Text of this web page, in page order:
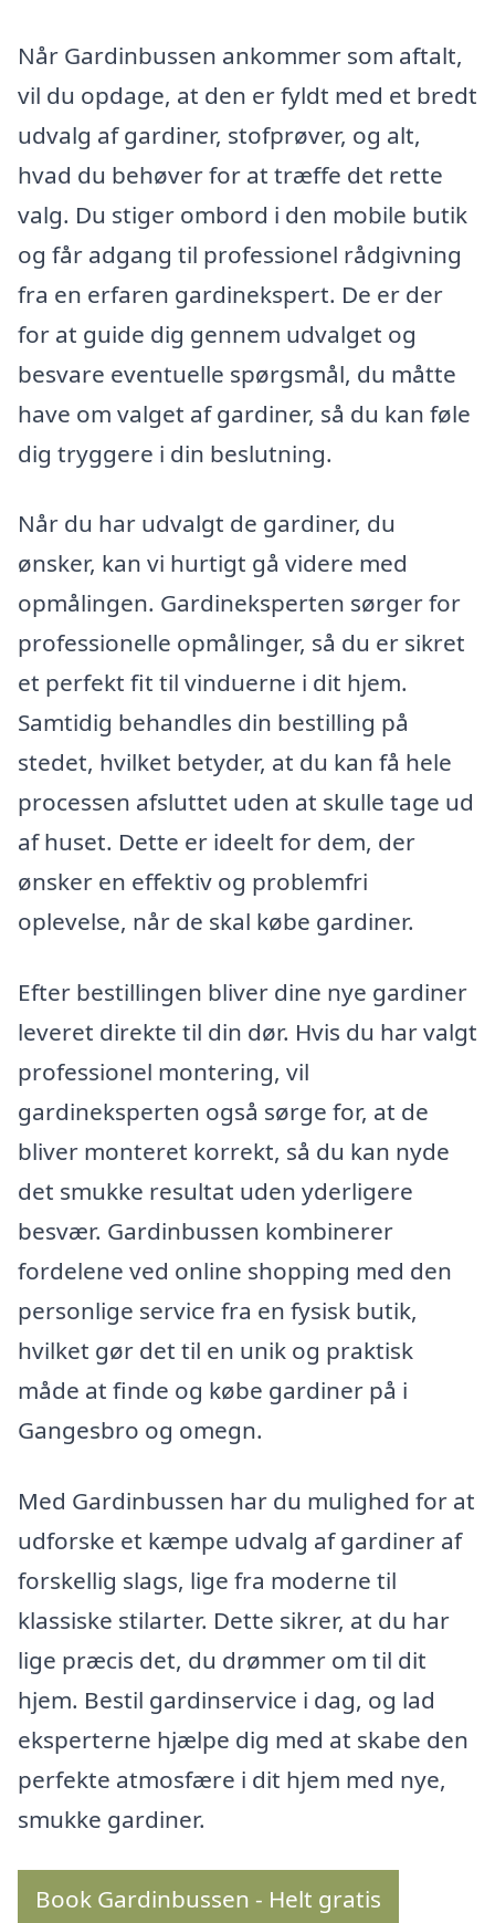
Når Gardinbussen ankommer som aftalt,
vil du opdage, at den er fyldt med et bredt
udvalg af gardiner, stofprøver, og alt,
hvad du behøver for at træffe det rette
valg. Du stiger ombord i den mobile butik
og får adgang til professionel rådgivning
fra en erfaren gardinekspert. De er der
for at guide dig gennem udvalget og
besvare eventuelle spørgsmål, du måtte
have om valget af gardiner, så du kan føle
dig tryggere i din beslutning.
Når du har udvalgt de gardiner, du
ønsker, kan vi hurtigt gå videre med
opmålingen. Gardineksperten sørger for
professionelle opmålinger, så du er sikret
et perfekt fit til vinduerne i dit hjem.
Samtidig behandles din bestilling på
stedet, hvilket betyder, at du kan få hele
processen afsluttet uden at skulle tage ud
af huset. Dette er ideelt for dem, der
ønsker en effektiv og problemfri
oplevelse, når de skal købe gardiner.
Efter bestillingen bliver dine nye gardiner
leveret direkte til din dør. Hvis du har valgt
professionel montering, vil
gardineksperten også sørge for, at de
bliver monteret korrekt, så du kan nyde
det smukke resultat uden yderligere
besvær. Gardinbussen kombinerer
fordelene ved online shopping med den
personlige service fra en fysisk butik,
hvilket gør det til en unik og praktisk
måde at finde og købe gardiner på i
Gangesbro og omegn.
Med Gardinbussen har du mulighed for at
udforske et kæmpe udvalg af gardiner af
forskellig slags, lige fra moderne til
klassiske stilarter. Dette sikrer, at du har
lige præcis det, du drømmer om til dit
hjem. Bestil gardinservice i dag, og lad
eksperterne hjælpe dig med at skabe den
perfekte atmosfære i dit hjem med nye,
smukke gardiner.
Book Gardinbussen - Helt gratis